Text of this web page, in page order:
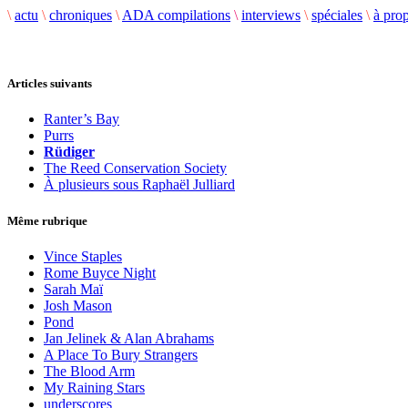
\ actu \ chroniques \ ADA compilations \ interviews \ spéciales \ à
Articles suivants
Ranter’s Bay
Purrs
Rüdiger
The Reed Conservation Society
À plusieurs sous Raphaël Julliard
Même rubrique
Vince Staples
Rome Buyce Night
Sarah Maï
Josh Mason
Pond
Jan Jelinek & Alan Abrahams
A Place To Bury Strangers
The Blood Arm
My Raining Stars
underscores